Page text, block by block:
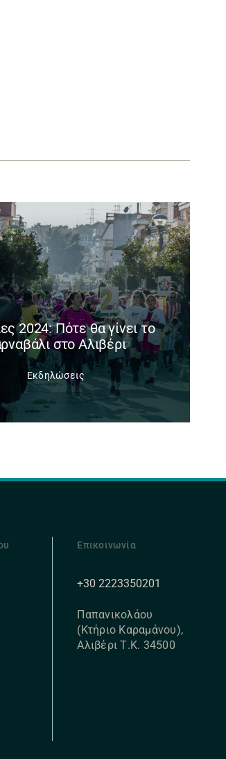
2024: Πότε θα γίνει το
στο Αλιβέρι
Εκδηλώσεις
Επικοινωνία
+30 2223350201
Παπανικολάου
(Κτήριο Καραμάνου),
Αλιβέρι Τ.Κ. 34500